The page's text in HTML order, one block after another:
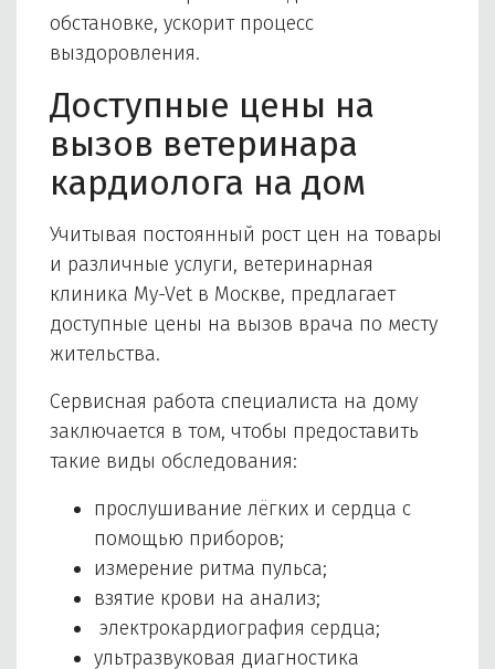
обстановке, ускорит процесс
выздоровления.
Доступные цены на
вызов ветеринара
кардиолога на дом
Учитывая постоянный рост цен на товары
и различные услуги, ветеринарная
клиника My-Vet в Москве, предлагает
доступные цены на вызов врача по месту
жительства.
Сервисная работа специалиста на дому
заключается в том, чтобы предоставить
такие виды обследования:
прослушивание лёгких и сердца с
помощью приборов;
измерение ритма пульса;
взятие крови на анализ;
электрокардиография сердца;
ультразвуковая диагностика